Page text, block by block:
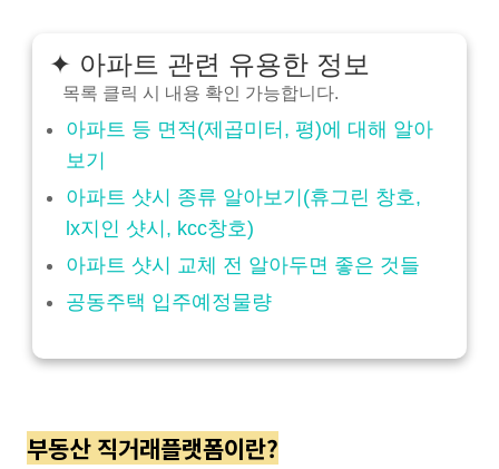
✦ 아파트 관련 유용한 정보
목록 클릭 시 내용 확인 가능합니다.
아파트 등 면적(제곱미터, 평)에 대해 알아
보기
아파트 샷시 종류 알아보기(휴그린 창호,
lx지인 샷시, kcc창호)
아파트 샷시 교체 전 알아두면 좋은 것들
공동주택 입주예정물량
부동산 직거래플랫폼이란?